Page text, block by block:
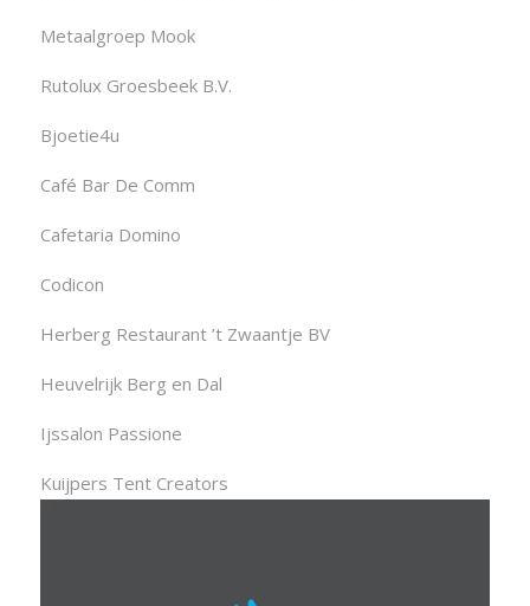
Metaalgroep Mook
Rutolux Groesbeek B.V.
Bjoetie4u
Café Bar De Comm
Cafetaria Domino
Codicon
Herberg Restaurant ’t Zwaantje BV
Heuvelrijk Berg en Dal
Ijssalon Passione
Kuijpers Tent Creators